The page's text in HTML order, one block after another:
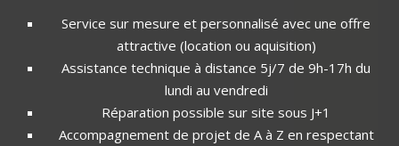
Service sur mesure et personnalisé avec une offre
attractive (location ou aquisition)
Assistance technique à distance 5j/7 de 9h-17h du
lundi au vendredi
Réparation possible sur site sous J+1
Accompagnement de projet de A à Z en respectant